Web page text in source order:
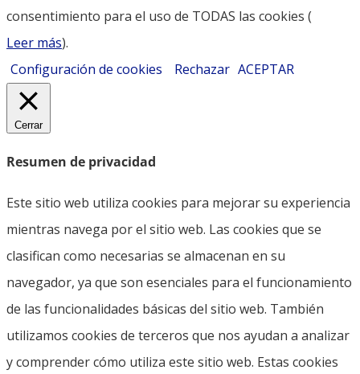
consentimiento para el uso de TODAS las cookies (
Leer más).
Configuración de cookies
Rechazar ACEPTAR
Cerrar
Resumen de privacidad
Este sitio web utiliza cookies para mejorar su experiencia
mientras navega por el sitio web. Las cookies que se
clasifican como necesarias se almacenan en su
navegador, ya que son esenciales para el funcionamiento
de las funcionalidades básicas del sitio web. También
utilizamos cookies de terceros que nos ayudan a analizar
y comprender cómo utiliza este sitio web. Estas cookies